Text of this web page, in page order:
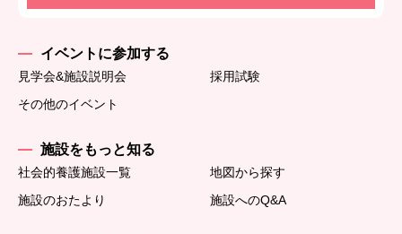
イベントに参加する
見学会&施設説明会
採用試験
その他のイベント
施設をもっと知る
社会的養護施設一覧
地図から探す
施設のおたより
施設へのQ&A